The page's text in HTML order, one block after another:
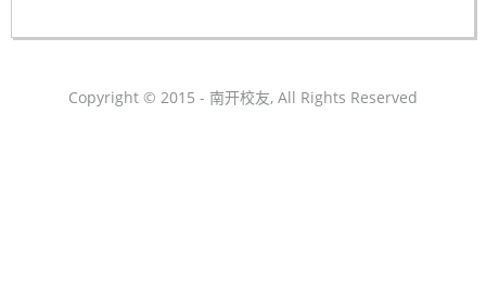
Copyright © 2015 - 南开校友, All Rights Reserved